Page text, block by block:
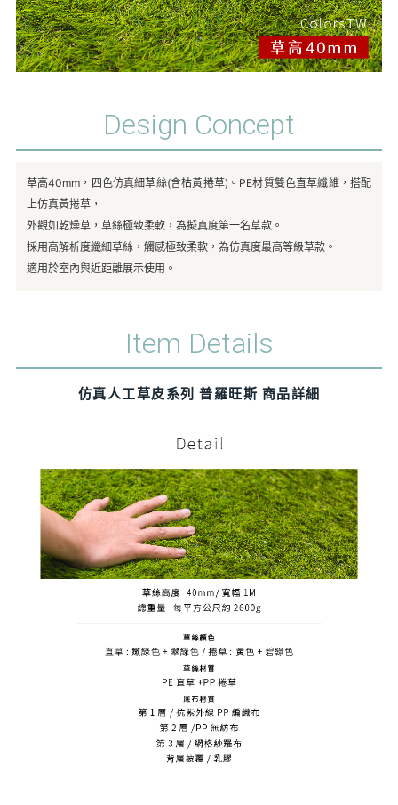
Design Concept
草高40mm，四色仿真細草絲(含枯黃捲草)。PE材質雙色直草纖維，搭配
上仿真黃捲草，
外觀如乾燥草，草絲極致柔軟，為擬真度第一名草款。
採用高解析度纖細草絲，觸感極致柔軟，為仿真度最高等級草款。
適用於室內與近距離展示使用。
Item Details
仿真人工草皮系列 普羅旺斯 商品詳細